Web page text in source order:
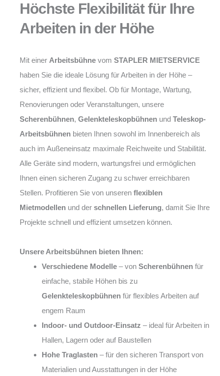
Höchste Flexibilität für Ihre
Arbeiten in der Höhe
Mit einer Arbeitsbühne vom STAPLER MIETSERVICE
haben Sie die ideale Lösung für Arbeiten in der Höhe –
sicher, effizient und flexibel. Ob für Montage, Wartung,
Renovierungen oder Veranstaltungen, unsere
Scherenbühnen, Gelenkteleskopbühnen und Teleskop-
Arbeitsbühnen bieten Ihnen sowohl im Innenbereich als
auch im Außeneinsatz maximale Reichweite und Stabilität.
Alle Geräte sind modern, wartungsfrei und ermöglichen
Ihnen einen sicheren Zugang zu schwer erreichbaren
Stellen. Profitieren Sie von unseren flexiblen
Mietmodellen und der schnellen Lieferung, damit Sie Ihre
Projekte schnell und effizient umsetzen können.
Unsere Arbeitsbühnen bieten Ihnen:
Verschiedene Modelle – von Scherenbühnen für
einfache, stabile Höhen bis zu
Gelenkteleskopbühnen für flexibles Arbeiten auf
engem Raum
Indoor- und Outdoor-Einsatz – ideal für Arbeiten in
Hallen, Lagern oder auf Baustellen
Hohe Traglasten – für den sicheren Transport von
Materialien und Ausstattungen in der Höhe